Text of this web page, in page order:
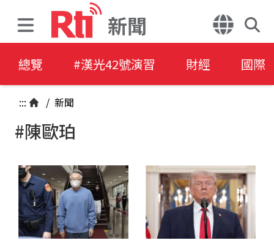
新聞
總覽 #漢光42號演習 財經 國際
::: / 新聞
#陳歐珀